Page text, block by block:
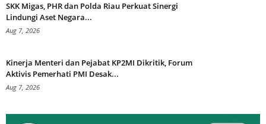
SKK Migas, PHR dan Polda Riau Perkuat Sinergi
Lindungi Aset Negara...
Aug 7, 2026
Kinerja Menteri dan Pejabat KP2MI Dikritik, Forum
Aktivis Pemerhati PMI Desak...
Aug 7, 2026